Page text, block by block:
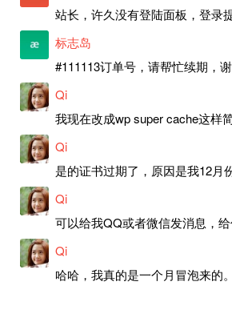
标志岛
#111113订单号，请帮忙续期，
Qi
我现在改成wp super cache这样
Qi
Qi
Qi
哈哈，我真的是一个月冒泡来的。